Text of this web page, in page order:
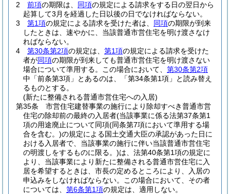
2
前項の期限は、 同項の規定による請求をする日の翌日から
起算して3月を経過した日以後の日でなければならない。
3
第1項の規定による請求を受けた者は、 同項の期限が到来
したときは、速やかに、当該普通市営住宅を明け渡さなけ
ればならない。
4
第30条第2項の規定は、 第1項の規定による請求を受けた
者が同項の期限が到来しても普通市営住宅を明け渡さない
場合について準用する。
この場合において、 第30条第2項
中「前条第3項」とあるのは、「第34条第1項」と読み替え
るものとする。
(新たに整備される普通市営住宅への入居)
第35条
市営住宅建替事業の施行により除却すべき普通市営
住宅の除却前の最終の入居者(当該事業に係る法第37条第1
項の用途廃止について同項(同条第7項において準用する場
合を含む。)の規定による国土交通大臣の承認があった日に
おける入居者で、当該事業の施行に伴い当該普通市営住宅
の明渡しをするものに限る。)は、法第40条第1項の規定に
より、当該事業により新たに整備される普通市営住宅に入
居を希望するときは、市長の定めるところにより、入居の
申込みをしなければならない。
この場合において、その者
については、 第6条第1項の規定は、適用しない。